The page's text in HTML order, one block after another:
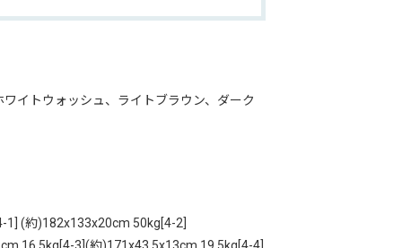
ワイトウォッシュ、ライトブラウン、ダーク
1] (約)182x133x20cm 50kg[4-2]
16.5kg[4-3](約)171x43.5x13cm 19.5kg[4-4]